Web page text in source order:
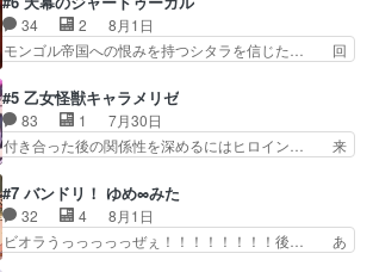
んへ…もう中学生な… 梅原の人が18歳になるま
での誕生プレゼン… なよなよした男（cv石田彰）
梅ちゃんがた…
当主が際限なくツガイを増やせるのに… 今回はも
うガブちゃんさんの悲鳴にも似た怒… ユルと戦っ
た時から伏線が張られていたのが… しかしアサ
い筈のガブちゃん、アキオの… 色々とひっかけが
あって、最終的に嫌な終わ… ゴンゾウが従える大
量のツガイに何事かと思…
34 2
8月1日
モンゴル帝国への恨みを持つシタラを信じた… 回
タイの妃になってもその心は晴れず、モ… ドレゲ
ネの過去、宝石だった彼女が人になり… ドレゲネ
の過去、、辛かった、、あのジャタ… 年上旦那が
良い人でも、女は宝石でただ笑っ… ダイルの儀式
過去には同情の言葉しか…シ… 奥様に悲しい過
去…萌え袖が可愛いね、と思… ドレゲネとシタ
ラ、2人だけの同盟が結成さ…
#5 乙女怪獣キャラメリゼ
83 1
7月30日
付き合った後の関係性を深めるにはヒロイン… 来
とメスってて何この可愛い生物。クラス… 付き合
い始めたら始めたでまた違った悩みが… と一歩ず
つ踏み出す黒絵ちゃん微笑ま新汰の… ツインテー
ルが可愛いお茶目な妹ちゃんです… しかも過去も
#7 バンドリ！ ゆめ∞みた
32 4
8月1日
ビオラうっっっっっぜぇ！！！！！！！！後… あ